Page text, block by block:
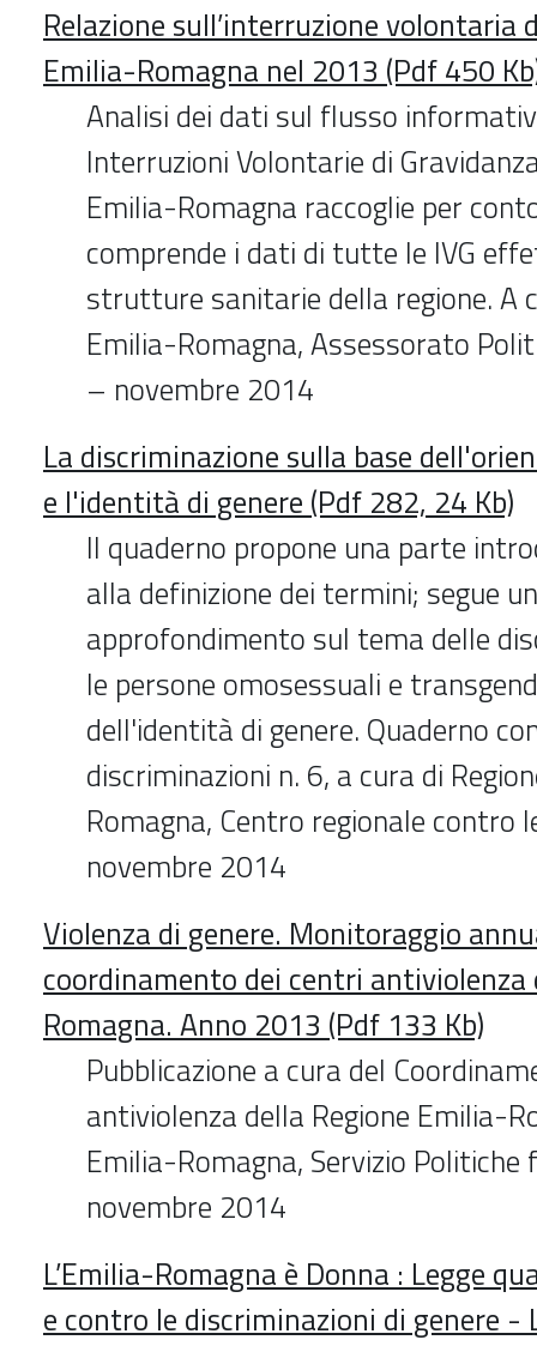
Relazione sull’interruzione volontaria
Emilia-Romagna nel 2013 (Pdf 450
Analisi dei dati sul flusso
Interruzioni Volontarie di
Emilia-Romagna raccoglie per
comprende i dati di tutte le IVG
strutture sanitarie della regione. A
Emilia-Romagna, Assessorato
– novembre 2014
La discriminazione sulla base
e l'identità di genere (Pdf 282, 24 Kb)
Il quaderno propone una parte
alla definizione dei termini; segue un
approfondimento sul tema delle
le persone omosessuali e
dell'identità di genere. Quaderno
discriminazioni n. 6, a cura di
Romagna, Centro regionale contro
novembre 2014
Violenza di genere. Monitoraggio
coordinamento dei centri antiviolenza
Romagna. Anno 2013 (Pdf 133 Kb)
Pubblicazione a cura del
antiviolenza della Regione Emilia-
Emilia-Romagna, Servizio
novembre 2014
L’Emilia-Romagna è Donna : Legge
e contro le discriminazioni di genere -